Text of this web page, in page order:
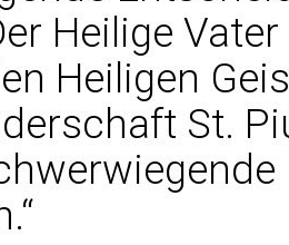
Heilige
Heiligen
St.